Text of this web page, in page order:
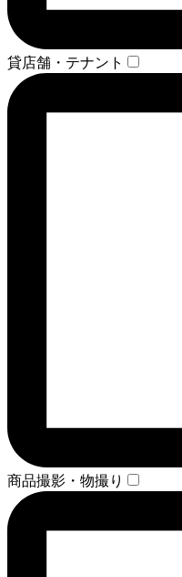
貸店舗・テナント
商品撮影・物撮り